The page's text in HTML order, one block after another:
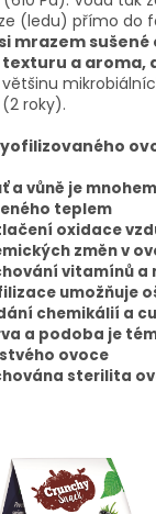
(ledu) přímo do
mrazem
a aroma,
roky).
a vůně je
teplem
oxidace
změn v
vitamínů a
umožňuje
chemikálií a
a podoba je
ovoce
sterilita